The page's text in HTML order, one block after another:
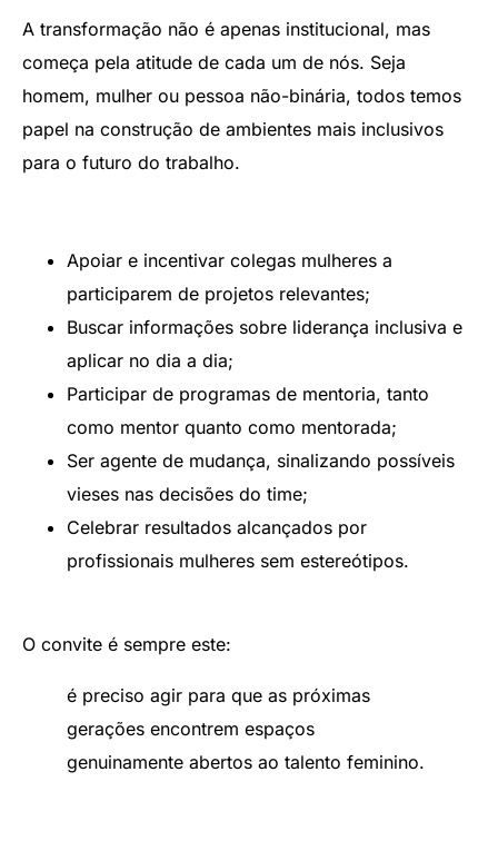
A transformação não é apenas institucional, mas
começa pela atitude de cada um de nós. Seja
homem, mulher ou pessoa não-binária, todos temos
papel na construção de ambientes mais inclusivos
para o futuro do trabalho.
Apoiar e incentivar colegas mulheres a
participarem de projetos relevantes;
Buscar informações sobre liderança inclusiva e
aplicar no dia a dia;
Participar de programas de mentoria, tanto
como mentor quanto como mentorada;
Ser agente de mudança, sinalizando possíveis
vieses nas decisões do time;
Celebrar resultados alcançados por
profissionais mulheres sem estereótipos.
O convite é sempre este:
é preciso agir para que as próximas
gerações encontrem espaços
genuinamente abertos ao talento feminino.